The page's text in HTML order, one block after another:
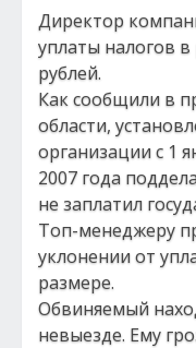
Директор
уплаты налогов
рублей.
Как сообщили в
области,
организации с 1
2007 года
не заплатил
Топ-менеджеру
уклонении от
размере.
Обвиняемый
невыезде. Ему